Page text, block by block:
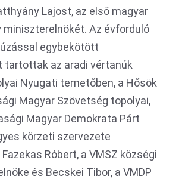
Lajost, az első magyar
miniszterelnökét. Az évforduló
egybekötött
tartottak az aradi vértanúk
Nyugati temetőben, a Hősök
Magyar Szövetség topolyai,
Magyar Demokrata Párt
körzeti szervezete
Róbert, a VMSZ községi
és Becskei Tibor, a VMDP